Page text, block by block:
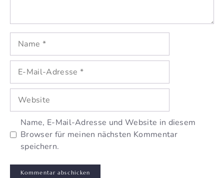
Name
Mail-
Adresse
Website
Name, E-Mail-Adresse und Website in diesem
Browser für meinen nächsten Kommentar
speichern.